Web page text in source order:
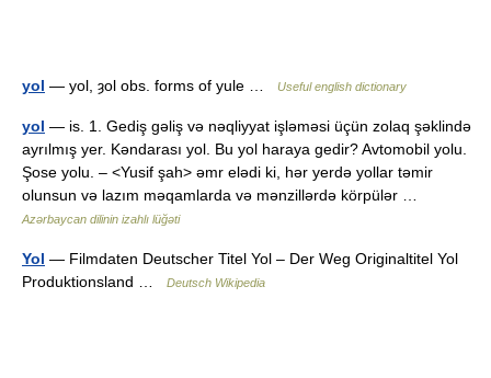
yol — yol, ȝol obs. forms of yule … Useful english dictionary
yol — is. 1. Gediş gəliş və nəqliyyat işləməsi üçün zolaq şəklində
ayrılmış yer. Kəndarası yol. Bu yol haraya gedir? Avtomobil yolu.
Şose yolu. – <Yusif şah> əmr elədi ki, hər yerdə yollar təmir
olunsun və lazım məqamlarda və mənzillərdə körpülər …
Azərbaycan dilinin izahlı lüğəti
Yol — Filmdaten Deutscher Titel Yol – Der Weg Originaltitel Yol
Produktionsland …
Deutsch Wikipedia